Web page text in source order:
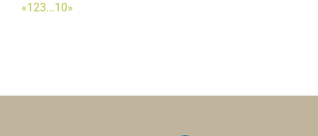
«123...10»